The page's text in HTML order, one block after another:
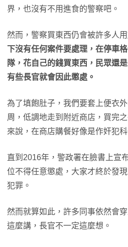
界，也沒有不用進食的警察吧。
然而，警察買東西仍會被許多人
下沒有任何案件要處理，在停車
隊，花自己的錢買東西，民眾還
有些長官就會因此懲處。
為了填飽肚子，我們要套上便衣
周，低調地走到附近商店，買完
來說，在商店購餐好像是作奸犯科
直到2016年，警政署在臉書上宣
位不得任意懲處，大家才終於發
犯罪。
然而就算如此，許多同事依然會
這麼講，長官不一定這麼想。